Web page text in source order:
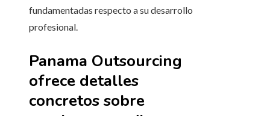
fundamentadas respecto a su desarrollo
profesional.
Panama Outsourcing
ofrece detalles
concretos sobre